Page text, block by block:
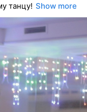
танцу! Show more